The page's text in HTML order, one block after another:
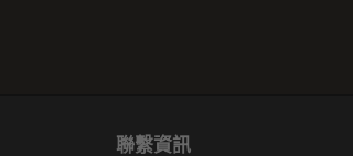
聯繫資訊